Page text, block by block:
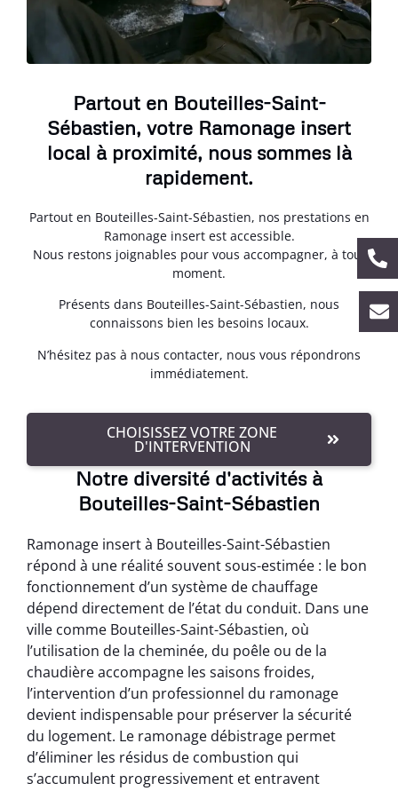
Partout en Bouteilles-Saint-
Sébastien, votre Ramonage insert
local à proximité, nous sommes là
rapidement.
Partout en Bouteilles-Saint-Sébastien, nos prestations en
Ramonage insert est accessible.
Nous restons joignables pour vous accompagner, à tout
moment.
Présents dans Bouteilles-Saint-Sébastien, nous
connaissons bien les besoins locaux.
N’hésitez pas à nous contacter, nous vous répondrons
immédiatement.
CHOISISSEZ VOTRE ZONE
D'INTERVENTION
Notre diversité d'activités à
Bouteilles-Saint-Sébastien
Ramonage insert à Bouteilles-Saint-Sébastien
répond à une réalité souvent sous-estimée : le bon
fonctionnement d’un système de chauffage
dépend directement de l’état du conduit. Dans une
ville comme Bouteilles-Saint-Sébastien, où
l’utilisation de la cheminée, du poêle ou de la
chaudière accompagne les saisons froides,
l’intervention d’un professionnel du ramonage
devient indispensable pour préserver la sécurité
du logement. Le ramonage débistrage permet
d’éliminer les résidus de combustion qui
s’accumulent progressivement et entravent